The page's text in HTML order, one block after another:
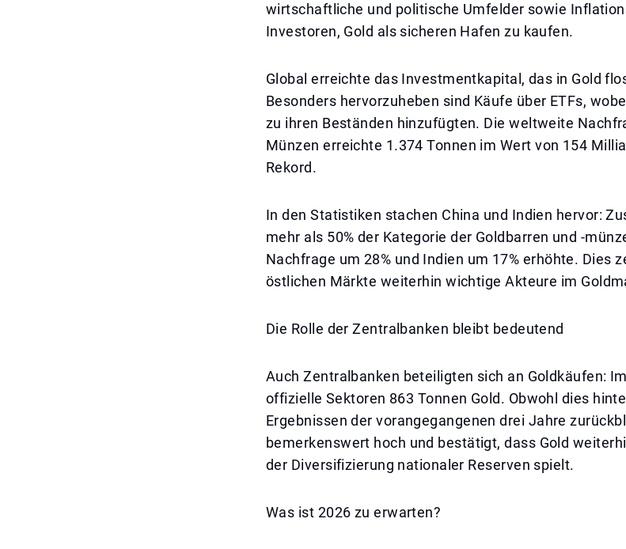
wirtschaftliche und politische Umfelder sowie
Investoren, Gold als sicheren Hafen zu kaufen.
Global erreichte das Investmentkapital, das in Gold
Besonders hervorzuheben sind Käufe über ETFs,
zu ihren Beständen hinzufügten. Die weltweite
Münzen erreichte 1.374 Tonnen im Wert von 154
Rekord.
In den Statistiken stachen China und Indien hervor:
mehr als 50% der Kategorie der Goldbarren und -
Nachfrage um 28% und Indien um 17% erhöhte. Dies
östlichen Märkte weiterhin wichtige Akteure im
Die Rolle der Zentralbanken bleibt bedeutend
Auch Zentralbanken beteiligten sich an Goldkäufen:
offizielle Sektoren 863 Tonnen Gold. Obwohl dies
Ergebnissen der vorangegangenen drei Jahre
bemerkenswert hoch und bestätigt, dass Gold
der Diversifizierung nationaler Reserven spielt.
Was ist 2026 zu erwarten?